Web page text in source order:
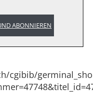
ABONNIEREN
cgibib/